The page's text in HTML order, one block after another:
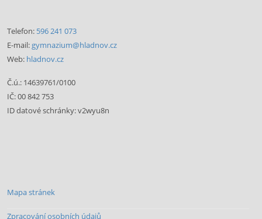
Telefon: 596 241 073
E-mail: gymnazium@hladnov.cz
Web: hladnov.cz
Č.ú.: 14639761/0100
IČ: 00 842 753
ID datové schránky: v2wyu8n
Mapa stránek
Zpracování osobních údajů